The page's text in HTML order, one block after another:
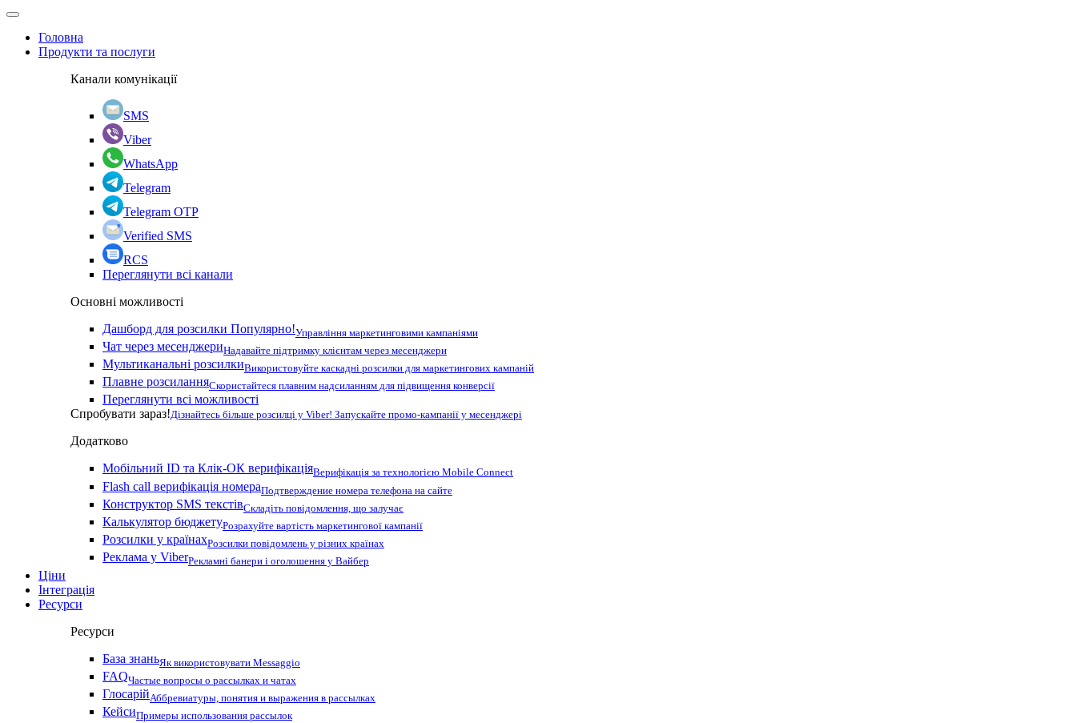
Головна
Продукти та послуги
Канали комунікації
SMS
Viber
WhatsApp
Telegram
Telegram OTP
Verified SMS
RCS
Переглянути всі канали
Основні можливості
Дашборд для розсилки Популярно!Управління маркетинговими кампаніями
Чат через месенджериНадавайте підтримку клієнтам через месенджери
Мультиканальні розсилкиВикористовуйте каскадні розсилки для маркетингових кампаній
Плавне розсиланняСкористайтеся плавним надсиланням для підвищення конверсії
Переглянути всі можливості
Спробувати зараз!Дізнайтесь більше розсилці у Viber! Запускайте промо-кампанії у месенджері
Додатково
Мобільний ID та Клік-ОК верифікаціяВерифікація за технологією Mobile Connect
Flash call верифікація номераПодтверждение номера телефона на сайте
Конструктор SMS текстівСкладіть повідомлення, що залучає
Калькулятор бюджетуРозрахуйте вартість маркетингової кампанії
Розсилки у країнахРозсилки повідомлень у різних країнах
Реклама у ViberРекламні банери і оголошення у Вайбер
Ціни
Інтеграція
Ресурси
Ресурси
База знаньЯк використовувати Messaggio
FAQЧастые вопросы о рассылках и чатах
ГлосарійАббревиатуры, понятия и выражения в рассылках
КейсиПримеры использования рассылок